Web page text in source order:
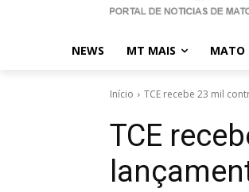
NEWS MT MAIS MATO
Início TCE recebe 23 mil
TCE